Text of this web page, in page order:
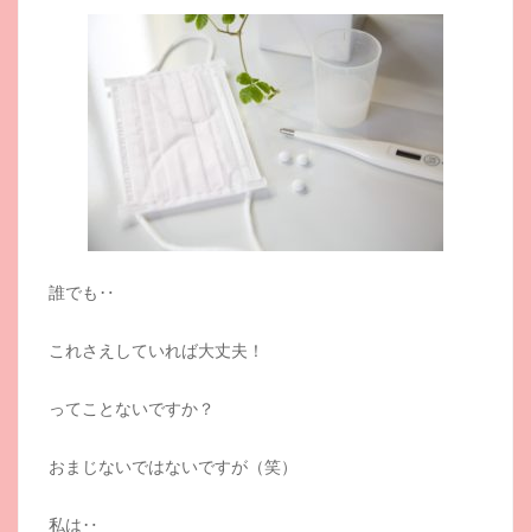
誰でも‥
これさえしていれば大丈夫！
ってことないですか？
おまじないではないですが（笑）
私は‥